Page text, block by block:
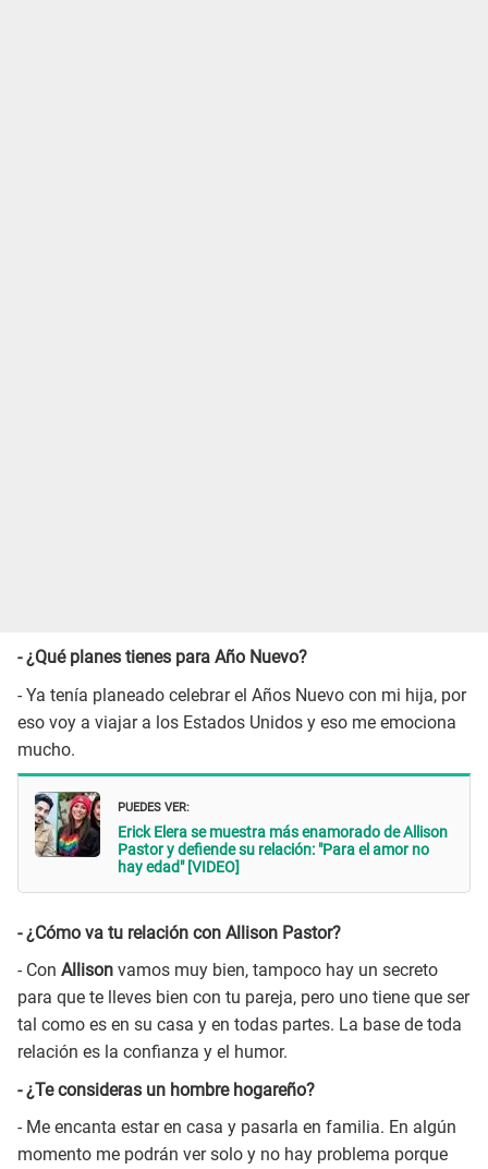
- ¿Qué planes tienes para Año Nuevo?
- Ya tenía planeado celebrar el Años Nuevo con mi hija, por
eso voy a viajar a los Estados Unidos y eso me emociona
mucho.
PUEDES VER:
Erick Elera se muestra más enamorado de Allison
Pastor y defiende su relación: "Para el amor no
hay edad" [VIDEO]
- ¿Cómo va tu relación con Allison Pastor?
- Con Allison vamos muy bien, tampoco hay un secreto
para que te lleves bien con tu pareja, pero uno tiene que ser
tal como es en su casa y en todas partes. La base de toda
relación es la confianza y el humor.
- ¿Te consideras un hombre hogareño?
- Me encanta estar en casa y pasarla en familia. En algún
momento me podrán ver solo y no hay problema porque